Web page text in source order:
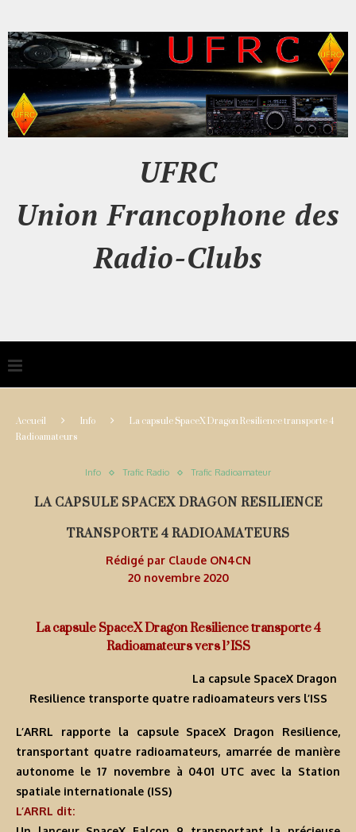
UFRC
Union Francophone des
Radio-Clubs
Accueil Info La capsule SpaceX Dragon Resilience transporte 4
Radioamateurs
Info Trafic Radio Trafic Radioamateur
LA CAPSULE SPACEX DRAGON RESILIENCE
TRANSPORTE 4 RADIOAMATEURS
Rédigé par Claude ON4CN
20 novembre 2020
La capsule SpaceX Dragon Resilience transporte 4
Radioamateurs vers l’ISS
La capsule SpaceX Dragon
Resilience transporte quatre radioamateurs vers l’ISS
L’ARRL rapporte la capsule SpaceX Dragon Resilience,
transportant quatre radioamateurs, amarrée de manière
autonome le 17 novembre à 0401 UTC avec la Station
spatiale internationale (ISS)
L’ARRL dit: